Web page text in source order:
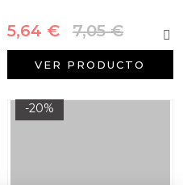
5,64 € 7,05 €
VER PRODUCTO
-20%